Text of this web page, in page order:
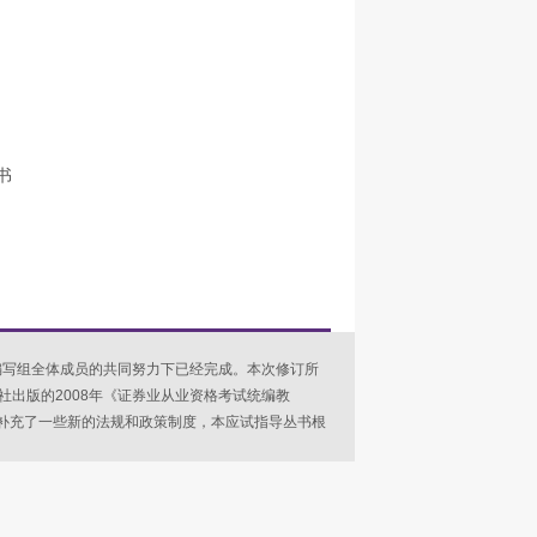
组全体成员的共同努力下已经完成。本次修订所
出版的2008年《证券业从业资格考试统编教
了一些新的法规和政策制度，本应试指导丛书根